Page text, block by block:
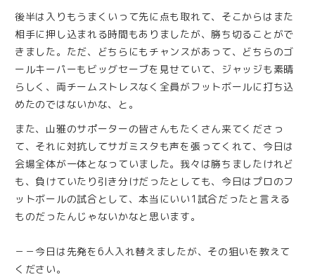
後半は入りもうまくいって先に点も取れて、そこからはまた
相手に押し込まれる時間もありましたが、勝ち切ることがで
きました。ただ、どちらにもチャンスがあって、どちらのゴ
ールキーパーもビッグセーブを見せていて、ジャッジも素晴
らしく、両チームストレスなく全員がフットボールに打ち込
めたのではないかな、と。
また、山雅のサポーターの皆さんもたくさん来てくださっ
て、それに対抗してサガミスタも声を張ってくれて、今日は
会場全体が一体となっていました。我々は勝ちましたけれど
も、負けていたり引き分けだったとしても、今日はプロのフ
ットボールの試合として、本当にいい1試合だったと言える
ものだったんじゃないかなと思います。
－－今日は先発を6人入れ替えましたが、その狙いを教えて
ください。